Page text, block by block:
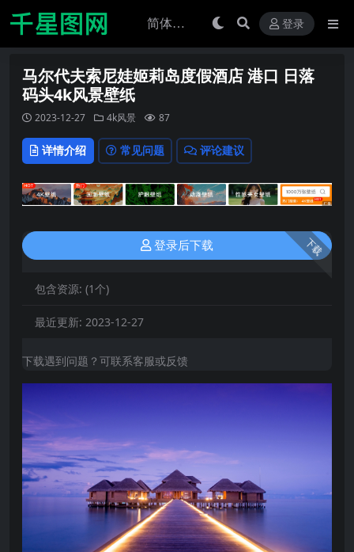
登录
马尔代夫索尼娃姬莉岛度假酒店 港口 日落
码头4k风景壁纸
2023-12-27 4k风景 87
详情介绍 常见问题 评论建议
下载
登录后下载
包含资源: (1个)
最近更新: 2023-12-27
下载遇到问题？可联系客服或反馈